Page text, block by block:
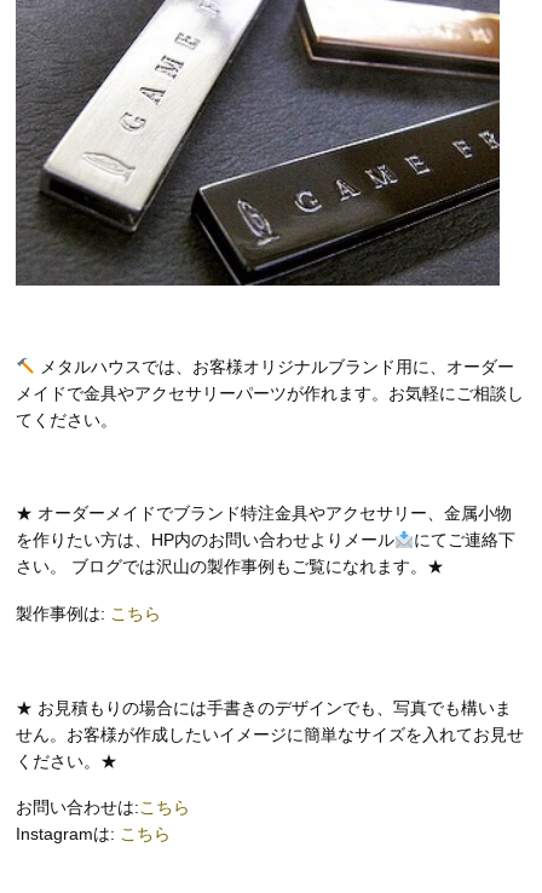
メタルハウスでは、お客様オリジナルブランド用に、オーダー
メイドで金具やアクセサリーパーツが作れます。お気軽にご相談し
てください。
★ オーダーメイドでブランド特注金具やアクセサリー、金属小物
を作りたい方は、HP内のお問い合わせよりメール
にてご連絡下
さい。 ブログでは沢山の製作事例もご覧になれます。★
製作事例は: こちら
★ お見積もりの場合には手書きのデザインでも、写真でも構いま
せん。お客様が作成したいイメージに簡単なサイズを入れてお見せ
ください。★
お問い合わせは:こちら
Instagramは: こちら